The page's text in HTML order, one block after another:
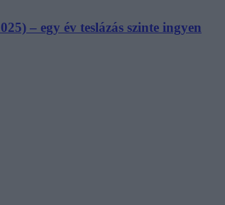
– egy év teslázás szinte ingyen